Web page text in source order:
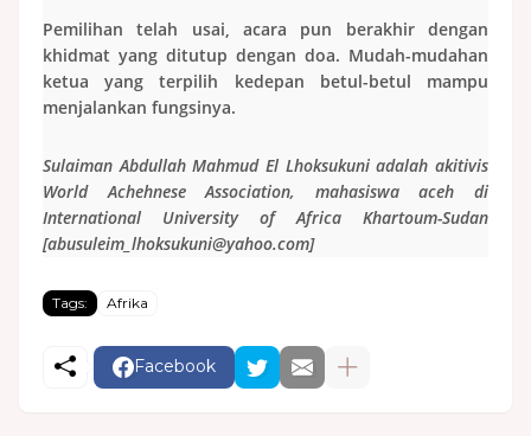
Pemilihan telah usai, acara pun berakhir dengan
khidmat yang ditutup dengan doa. Mudah-mudahan
ketua yang terpilih kedepan betul-betul mampu
menjalankan fungsinya.
Sulaiman Abdullah Mahmud El Lhoksukuni adalah akitivis
World Achehnese Association, mahasiswa aceh di
International University of Africa Khartoum-Sudan
[abusuleim_lhoksukuni@yahoo.com]
Tags: Afrika
Facebook